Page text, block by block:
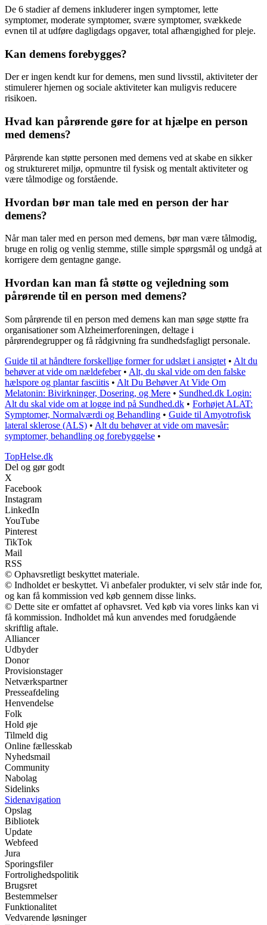
De 6 stadier af demens inkluderer ingen symptomer, lette
symptomer, moderate symptomer, svære symptomer, svækkede
evnen til at udføre dagligdags opgaver, total afhængighed for pleje.
Kan demens forebygges?
Der er ingen kendt kur for demens, men sund livsstil, aktiviteter der
stimulerer hjernen og sociale aktiviteter kan muligvis reducere
risikoen.
Hvad kan pårørende gøre for at hjælpe en person
med demens?
Pårørende kan støtte personen med demens ved at skabe en sikker
og struktureret miljø, opmuntre til fysisk og mentalt aktiviteter og
være tålmodige og forstående.
Hvordan bør man tale med en person der har
demens?
Når man taler med en person med demens, bør man være tålmodig,
bruge en rolig og venlig stemme, stille simple spørgsmål og undgå at
korrigere dem gentagne gange.
Hvordan kan man få støtte og vejledning som
pårørende til en person med demens?
Som pårørende til en person med demens kan man søge støtte fra
organisationer som Alzheimerforeningen, deltage i
pårørendegrupper og få rådgivning fra sundhedsfagligt personale.
Guide til at håndtere forskellige former for udslæt i ansigtet • Alt du
behøver at vide om nældefeber• Alt, du skal vide om den falske
hælspore og plantar fasciitis • Alt Du Behøver At Vide Om
Melatonin: Bivirkninger, Dosering, og Mere • Sundhed.dk Login:
Alt du skal vide om at logge ind på Sundhed.dk • Forhøjet ALAT:
Symptomer, Normalværdi og Behandling • Guide til Amyotrofisk
lateral sklerose (ALS) • Alt du behøver at vide om mavesår:
symptomer, behandling og forebyggelse •
TopHelse.dk
Del og gør godt
X
Facebook
Instagram
LinkedIn
YouTube
Pinterest
TikTok
Mail
RSS
© Ophavsretligt beskyttet materiale.
© Indholdet er beskyttet. Vi anbefaler produkter, vi selv står inde for,
og kan få kommission ved køb gennem disse links.
© Dette site er omfattet af ophavsret. Ved køb via vores links kan vi
få kommission. Indholdet må kun anvendes med forudgående
skriftlig aftale.
Alliancer
Udbyder
Donor
Provisionstager
Netværkspartner
Presseafdeling
Henvendelse
Folk
Hold øje
Tilmeld dig
Online fællesskab
Nyhedsmail
Community
Nabolag
Sidelinks
Sidenavigation
Opslag
Bibliotek
Update
Webfeed
Jura
Sporingsfiler
Fortrolighedspolitik
Brugsret
Bestemmelser
Funktionalitet
Vedvarende løsninger